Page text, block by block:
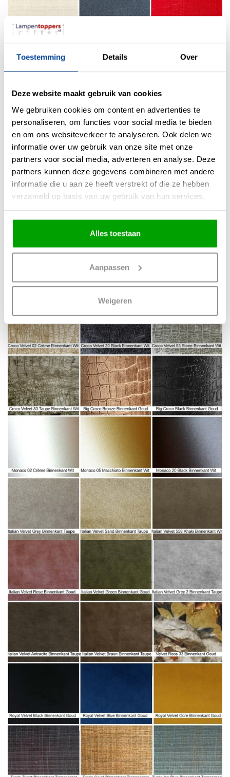
Toestemming Details Over
Deze website maakt gebruik van cookies
We gebruiken cookies om content en advertenties te
personaliseren, om functies voor social media te bieden
en om ons websiteverkeer te analyseren. Ook delen we
informatie over uw gebruik van onze site met onze
partners voor social media, adverteren en analyse. Deze
partners kunnen deze gegevens combineren met andere
informatie die u aan ze heeft verstrekt of die ze hebben
verzameld op basis van uw gebruik van hun services.
Alles toestaan
Aanpassen
Weigeren